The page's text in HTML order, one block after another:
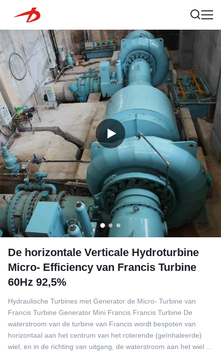
De horizontale Verticale Hydroturbine
Micro- Efficiency van Francis Turbine
60Hz 92,5%
Hydraulische Turbines met Generator de Micro- Turbine van
Francis Turbine Generator Mini Francis Francis Turbine De
waterstroom van de turbine van Francis wordt bespoten van
horizontaal aan het centrum van het roterende (geïnhaleerde)
wiel, en in de richting van uitgang, de waterstroom aan het wiel ...